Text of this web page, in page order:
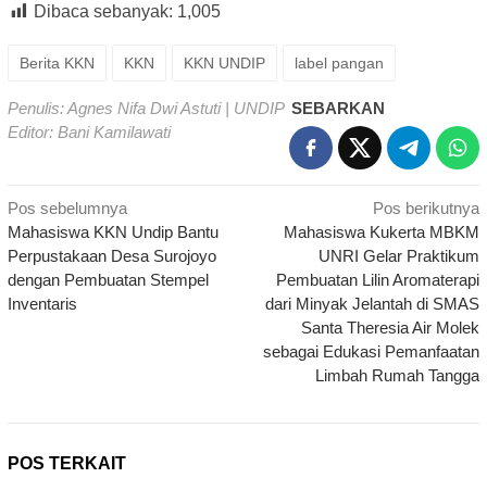
Dibaca sebanyak: 1,005
Berita KKN KKN KKN UNDIP label pangan
Penulis: Agnes Nifa Dwi Astuti | UNDIP
Editor: Bani Kamilawati
SEBARKAN
Navigasi
pos
Pos sebelumnya
Mahasiswa KKN Undip Bantu
Perpustakaan Desa Surojoyo
dengan Pembuatan Stempel
Inventaris
Pos berikutnya
Mahasiswa Kukerta MBKM
UNRI Gelar Praktikum
Pembuatan Lilin Aromaterapi
dari Minyak Jelantah di SMAS
Santa Theresia Air Molek
sebagai Edukasi Pemanfaatan
Limbah Rumah Tangga
POS TERKAIT